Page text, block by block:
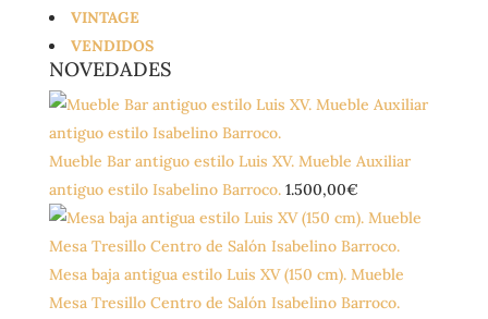
VINTAGE
VENDIDOS
NOVEDADES
Mueble Bar antiguo estilo Luis XV. Mueble Auxiliar
antiguo estilo Isabelino Barroco. 1.500,00€
Mesa baja antigua estilo Luis XV (150 cm). Mueble
Mesa Tresillo Centro de Salón Isabelino Barroco.